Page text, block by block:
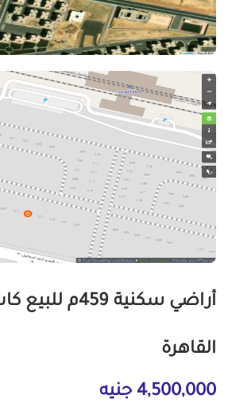
أراضي سكنية
القاهرة
4,500,000 جنيه